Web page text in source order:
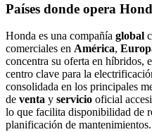
Países donde opera
Honda es una compañía global
comerciales en América,
concentra su oferta en híbridos,
centro clave para la
consolidada en los principales
de venta y servicio oficial
lo que facilita disponibilidad de
planificación de mantenimientos.